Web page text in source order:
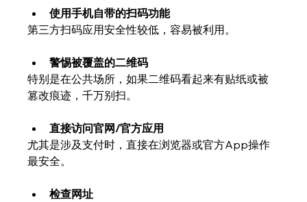
使用手机自带的扫码功能
第三方扫码应用安全性较低，容易被利用。
警惕被覆盖的二维码
特别是在公共场所，如果二维码看起来有贴纸或被
篡改痕迹，千万别扫。
直接访问官网/官方应用
尤其是涉及支付时，直接在浏览器或官方App操作
最安全。
检查网址